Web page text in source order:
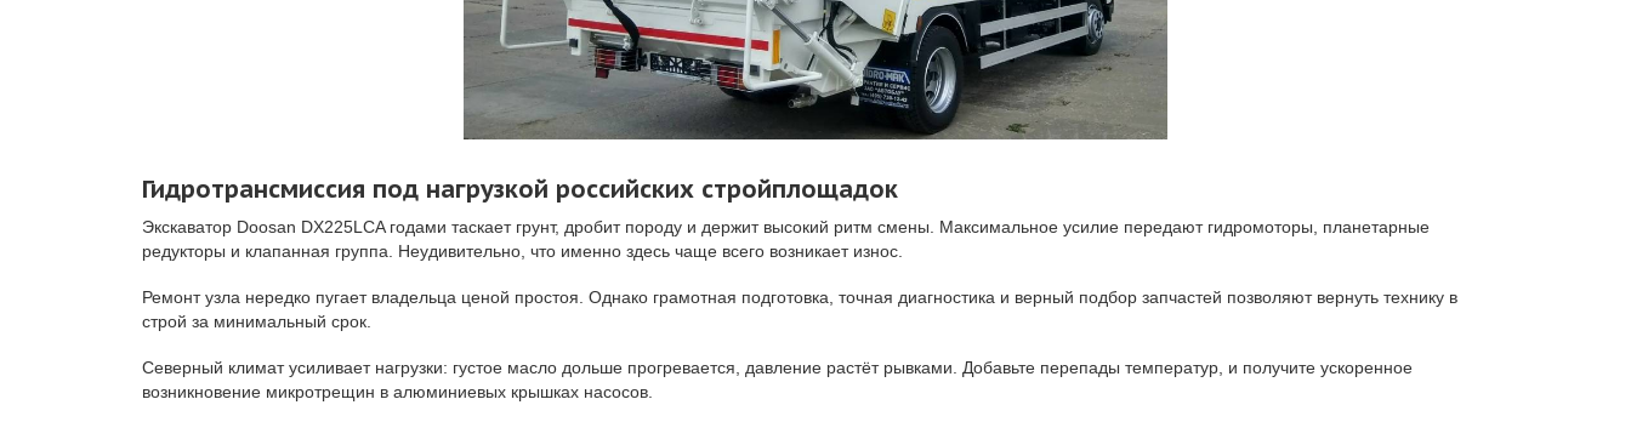
Гидротрансмиссия под нагрузкой российских стройплощадок
Экскаватор Doosan DX225LCA годами таскает грунт, дробит породу и держит высокий ритм смены. Максимальное усилие передают гидромоторы, планетарные
редукторы и клапанная группа. Неудивительно, что именно здесь чаще всего возникает износ.
Ремонт узла нередко пугает владельца ценой простоя. Однако грамотная подготовка, точная диагностика и верный подбор запчастей позволяют вернуть технику в
строй за минимальный срок.
Северный климат усиливает нагрузки: густое масло дольше прогревается, давление растёт рывками. Добавьте перепады температур, и получите ускоренное
возникновение микротрещин в алюминиевых крышках насосов.